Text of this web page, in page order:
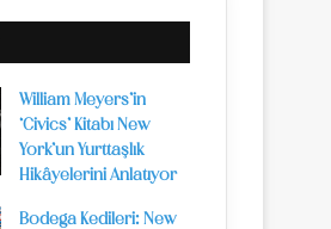
William Meyers’in
‘Civics’ Kitabı New
York’un Yurttaşlık
Hikâyelerini Anlatıyor
Bodega Kedileri: New